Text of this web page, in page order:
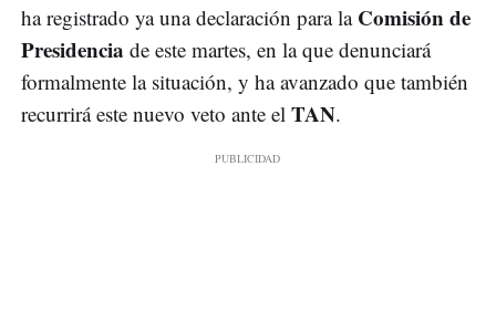
ha registrado ya una declaración para la Comisión de
Presidencia de este martes, en la que denunciará
formalmente la situación, y ha avanzado que también
recurrirá este nuevo veto ante el TAN.